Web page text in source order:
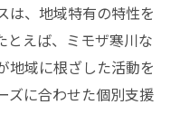
は、地域特有の特性を
とえば、ミモザ寒川な
地域に根ざした活動を
ズに合わせた個別支援